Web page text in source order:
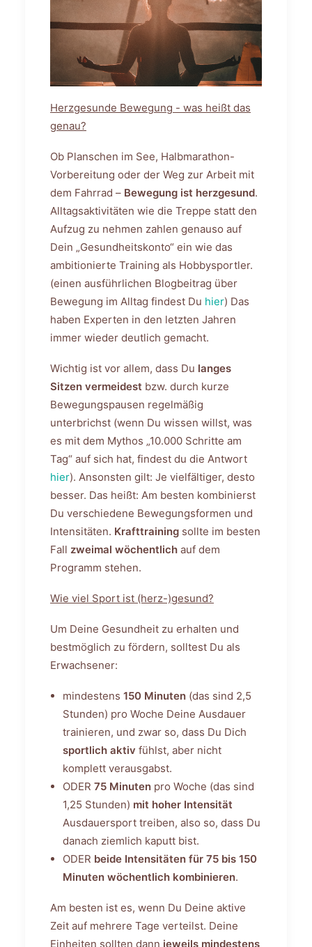
Herzgesunde Bewegung - was heißt das
genau?
Ob Planschen im See, Halbmarathon-
Vorbereitung oder der Weg zur Arbeit mit
dem Fahrrad – Bewegung ist herzgesund.
Alltagsaktivitäten wie die Treppe statt den
Aufzug zu nehmen zahlen genauso auf
Dein „Gesundheitskonto“ ein wie das
ambitionierte Training als Hobbysportler.
(einen ausführlichen Blogbeitrag über
Bewegung im Alltag findest Du hier) Das
haben Experten in den letzten Jahren
immer wieder deutlich gemacht.
Wichtig ist vor allem, dass Du langes
Sitzen vermeidest bzw. durch kurze
Bewegungspausen regelmäßig
unterbrichst (wenn Du wissen willst, was
es mit dem Mythos „10.000 Schritte am
Tag“ auf sich hat, findest du die Antwort
hier). Ansonsten gilt: Je vielfältiger, desto
besser. Das heißt: Am besten kombinierst
Du verschiedene Bewegungsformen und
Intensitäten. Krafttraining sollte im besten
Fall zweimal wöchentlich auf dem
Programm stehen.
Wie viel Sport ist (herz-)gesund?
Um Deine Gesundheit zu erhalten und
bestmöglich zu fördern, solltest Du als
Erwachsener:
mindestens 150 Minuten (das sind 2,5
Stunden) pro Woche Deine Ausdauer
trainieren, und zwar so, dass Du Dich
sportlich aktiv fühlst, aber nicht
komplett verausgabst.
ODER 75 Minuten pro Woche (das sind
1,25 Stunden) mit hoher Intensität
Ausdauersport treiben, also so, dass Du
danach ziemlich kaputt bist.
ODER beide Intensitäten für 75 bis 150
Minuten wöchentlich kombinieren.
Am besten ist es, wenn Du Deine aktive
Zeit auf mehrere Tage verteilst. Deine
Einheiten sollten dann jeweils mindestens